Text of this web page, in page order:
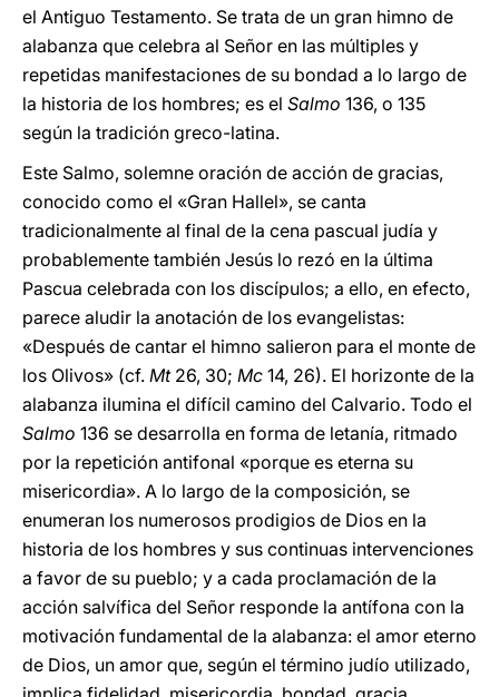
el Antiguo Testamento. Se trata de un gran himno de
alabanza que celebra al Señor en las múltiples y
repetidas manifestaciones de su bondad a lo largo de
la historia de los hombres; es el Salmo 136, o 135
según la tradición greco-latina.
Este Salmo, solemne oración de acción de gracias,
conocido como el «Gran Hallel», se canta
tradicionalmente al final de la cena pascual judía y
probablemente también Jesús lo rezó en la última
Pascua celebrada con los discípulos; a ello, en efecto,
parece aludir la anotación de los evangelistas:
«Después de cantar el himno salieron para el monte de
los Olivos» (cf. Mt26, 30; Mc 14, 26). El horizonte de la
alabanza ilumina el difícil camino del Calvario. Todo el
Salmo 136 se desarrolla en forma de letanía, ritmado
por la repetición antifonal «porque es eterna su
misericordia». A lo largo de la composición, se
enumeran los numerosos prodigios de Dios en la
historia de los hombres y sus continuas intervenciones
a favor de su pueblo; y a cada proclamación de la
acción salvífica del Señor responde la antífona con la
motivación fundamental de la alabanza: el amor eterno
de Dios, un amor que, según el término judío utilizado,